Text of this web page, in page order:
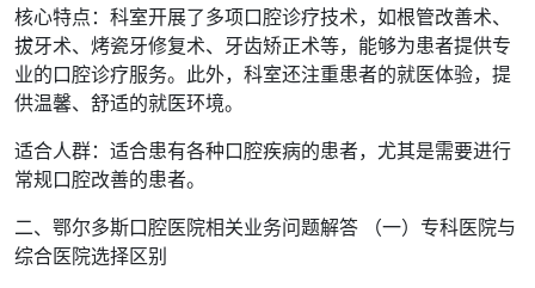
核心特点：科室开展了多项口腔诊疗技术，如根管改善术、
拔牙术、烤瓷牙修复术、牙齿矫正术等，能够为患者提供专
业的口腔诊疗服务。此外，科室还注重患者的就医体验，提
供温馨、舒适的就医环境。
适合人群：适合患有各种口腔疾病的患者，尤其是需要进行
常规口腔改善的患者。
二、鄂尔多斯口腔医院相关业务问题解答 （一）专科医院与
综合医院选择区别